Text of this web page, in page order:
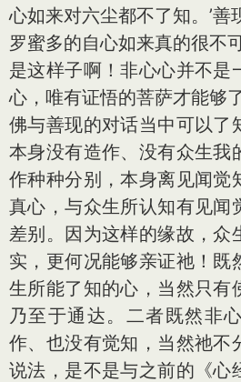
心如来对六尘都不了知。’善
罗蜜多的自心如来真的很不
是这样子啊！非心心并不是
心，唯有证悟的菩萨才能够
佛与善现的对话当中可以了
本身没有造作、没有众生我
作种种分别，本身离见闻觉
真心，与众生所认知有见闻
差别。因为这样的缘故，众
实，更何况能够亲证祂！既
生所能了知的心，当然只有
乃至于通达。二者既然非
作、也没有觉知，当然祂不
说法，是不是与之前的《心